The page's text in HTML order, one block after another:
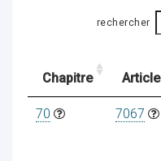
rechercher
Chapitre Article
70 7067